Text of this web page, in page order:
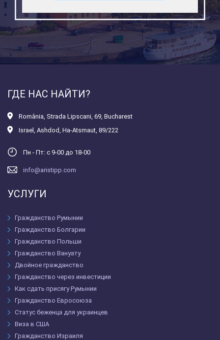
ГДЕ НАС НАЙТИ?
România Strada Lipscani, 69, Bucharest
Israel Ashdod, Ha-Atsmaut, 89/222
Пн - Пт: с 9-00 до 18-00
info@aristipp.com
УСЛУГИ
Гражданство Румынии
Гражданство Болгарии
Гражданство Польши
Гражданство Вануату
Двойное гражданство
Гражданство через инвестиции
Как сдать присягу Румынии
Гражданство Евросоюза
Статус беженца для украинцев
Виза в США
Гражданство Израиля